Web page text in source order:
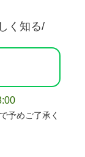
く知る/
予めご了承く